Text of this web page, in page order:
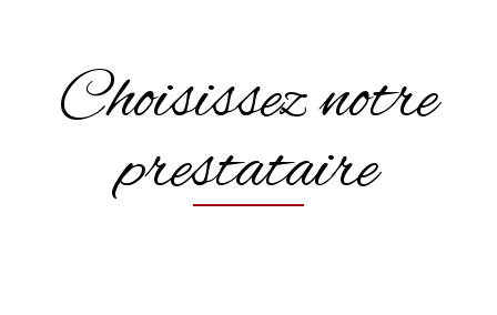
Choisissez notre
prestataire